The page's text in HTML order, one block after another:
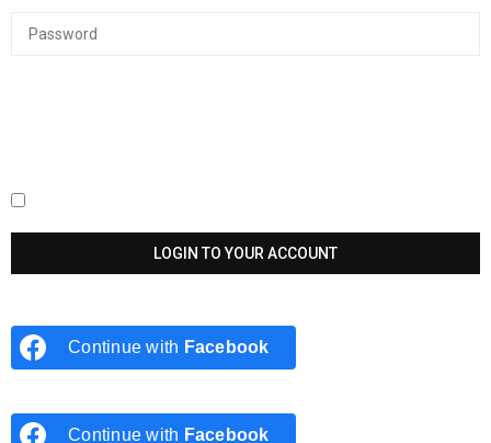
Continue with Facebook
Continue with Facebook